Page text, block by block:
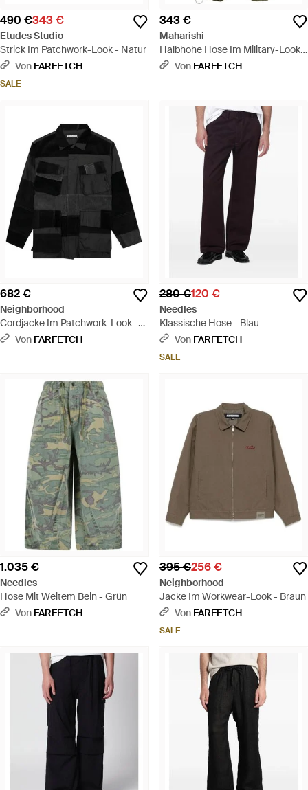
490 €343 €
Etudes Studio
Strick Im Patchwork-Look - Natur
Von FARFETCH
SALE
343 €
Maharishi
Halbhohe Hose Im Military-Look -
GrünVon FARFETCH
682 €
Neighborhood
Cordjacke Im Patchwork-Look -
Schwarz
Von FARFETCH
280 €120 €
Needles
Klassische Hose - Blau
Von FARFETCH
SALE
1.035 €
Needles
Hose Mit Weitem Bein - Grün
Von FARFETCH
395 €256 €
Neighborhood
Jacke Im Workwear-Look - Braun
Von FARFETCH
SALE